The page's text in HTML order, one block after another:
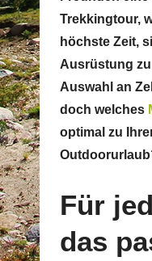
Trekkingtour,
höchste Zeit,
Ausrüstung
Auswahl an
doch welches
optimal zu
Für
das